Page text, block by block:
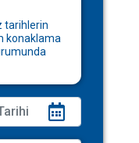
tarihlerin
konaklama